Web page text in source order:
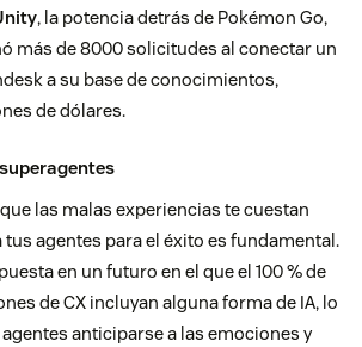
, la potencia detrás de Pokémon Go,
más de 8000 solicitudes al conectar un
a su base de conocimientos,
de dólares.
las malas experiencias te cuestan
agentes para el éxito es fundamental.
en un futuro en el que el 100 % de
de CX incluyan alguna forma de IA, lo
anticiparse a las emociones y